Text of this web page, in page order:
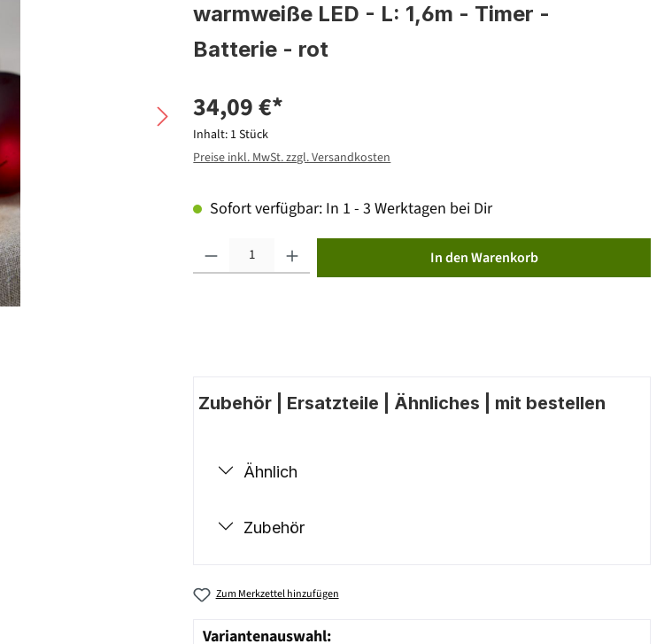
warmweiße LED - L: 1,6m - Timer -
Batterie - rot
34,09 €*
Inhalt: 1 Stück
Preise inkl. MwSt. zzgl. Versandkosten
Sofort verfügbar: In 1 - 3 Werktagen bei Dir
In den Warenkorb
Zubehör | Ersatzteile | Ähnliches | mit bestellen
Ähnlich
Zubehör
Zum Merkzettel hinzufügen
Variantenauswahl: